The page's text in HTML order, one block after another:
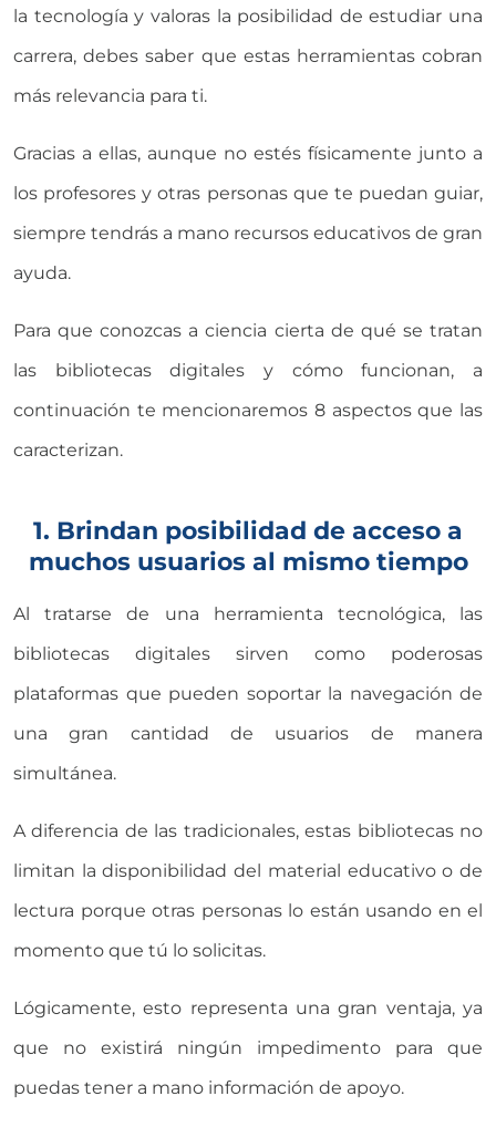
la tecnología y valoras la posibilidad de estudiar una
carrera, debes saber que estas herramientas cobran
más relevancia para ti.
Gracias a ellas, aunque no estés físicamente junto a
los profesores y otras personas que te puedan guiar,
siempre tendrás a mano recursos educativos de gran
ayuda.
Para que conozcas a ciencia cierta de qué se tratan
las bibliotecas digitales y cómo funcionan, a
continuación te mencionaremos 8 aspectos que las
caracterizan.
1. Brindan posibilidad de acceso a
muchos usuarios al mismo tiempo
Al tratarse de una herramienta tecnológica, las
bibliotecas digitales sirven como poderosas
plataformas que pueden soportar la navegación de
una gran cantidad de usuarios de manera
simultánea.
A diferencia de las tradicionales, estas bibliotecas no
limitan la disponibilidad del material educativo o de
lectura porque otras personas lo están usando en el
momento que tú lo solicitas.
Lógicamente, esto representa una gran ventaja, ya
que no existirá ningún impedimento para que
puedas tener a mano información de apoyo.